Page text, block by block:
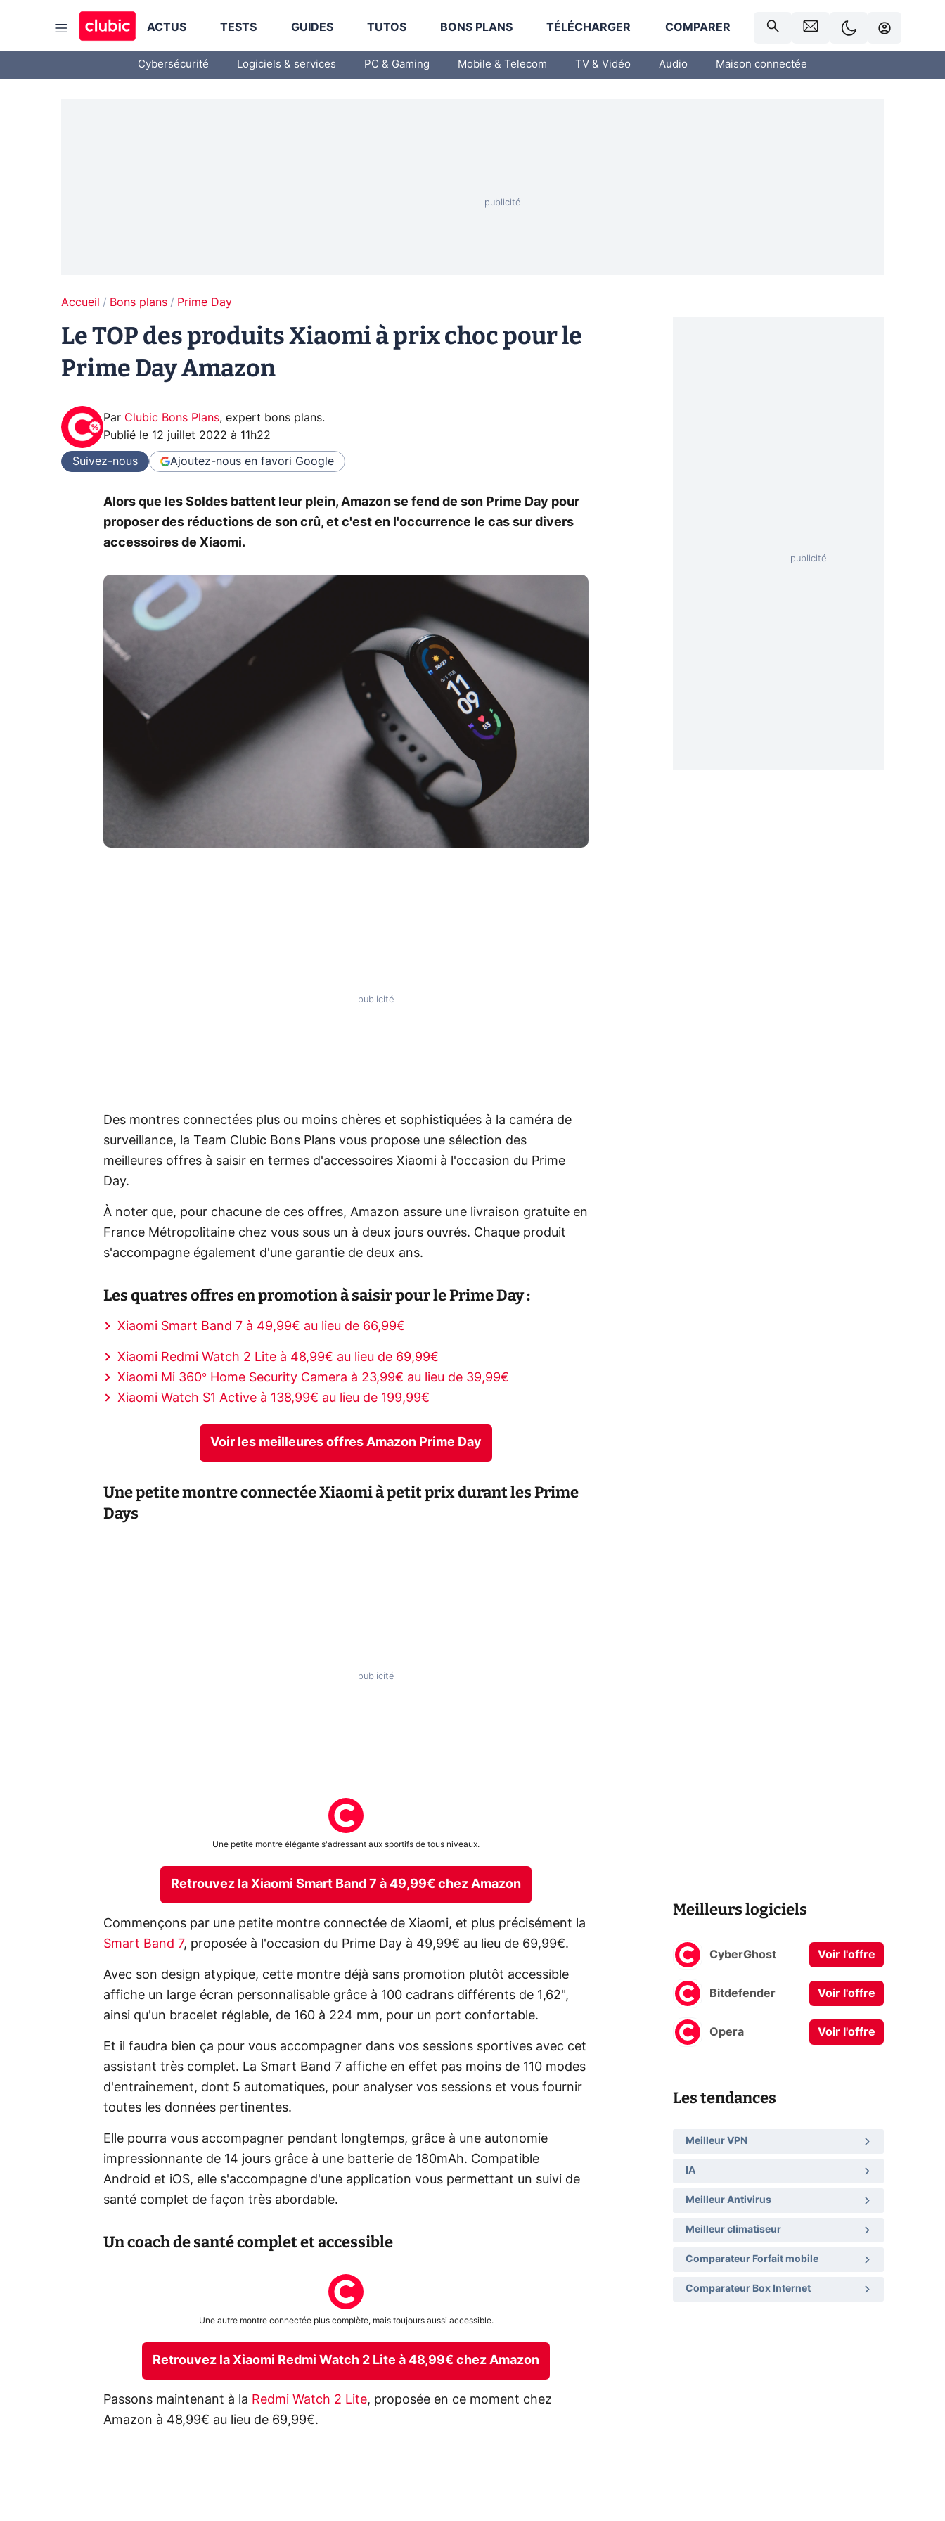
ACTUS TESTS GUIDES TUTOS BONS PLANS TÉLÉCHARGER COMPARER
Cybersécurité Logiciels & services PC & Gaming Mobile & Telecom TV & Vidéo Audio Maison connectée
Accueil Bons plans Prime Day
Le TOP des produits Xiaomi à prix choc pour le
Prime Day Amazon
Par Clubic Bons Plans, expert bons plans.
Publié le 12 juillet 2022 à 11h22
Suivez-nous Ajoutez-nous en favori Google
Alors que les Soldes battent leur plein, Amazon se fend de son Prime Day pour
proposer des réductions de son crû, et c'est en l'occurrence le cas sur divers
accessoires de Xiaomi.
Des montres connectées plus ou moins chères et sophistiquées à la caméra de
surveillance, la Team Clubic Bons Plans vous propose une sélection des
meilleures offres à saisir en termes d'accessoires Xiaomi à l'occasion du Prime
Day.
À noter que, pour chacune de ces offres, Amazon assure une livraison gratuite en
France Métropolitaine chez vous sous un à deux jours ouvrés. Chaque produit
s'accompagne également d'une garantie de deux ans.
Les quatres offres en promotion à saisir pour le Prime Day :
Xiaomi Smart Band 7 à 49,99€ au lieu de 66,99€
Xiaomi Redmi Watch 2 Lite à 48,99€ au lieu de 69,99€
Xiaomi Mi 360° Home Security Camera à 23,99€ au lieu de 39,99€
Xiaomi Watch S1 Active à 138,99€ au lieu de 199,99€
Voir les meilleures offres Amazon Prime Day
Une petite montre connectée Xiaomi à petit prix durant les Prime
Days
Une petite montre élégante s'adressant aux sportifs de tous niveaux.
Retrouvez la Xiaomi Smart Band 7 à 49,99€ chez Amazon
Commençons par une petite montre connectée de Xiaomi, et plus précisément la
Smart Band 7, proposée à l'occasion du Prime Day à 49,99€ au lieu de 69,99€.
Avec son design atypique, cette montre déjà sans promotion plutôt accessible
affiche un large écran personnalisable grâce à 100 cadrans différents de 1,62",
ainsi qu'un bracelet réglable, de 160 à 224 mm, pour un port confortable.
Et il faudra bien ça pour vous accompagner dans vos sessions sportives avec cet
assistant très complet. La Smart Band 7 affiche en effet pas moins de 110 modes
d'entraînement, dont 5 automatiques, pour analyser vos sessions et vous fournir
toutes les données pertinentes.
Elle pourra vous accompagner pendant longtemps, grâce à une autonomie
impressionnante de 14 jours grâce à une batterie de 180mAh. Compatible
Android et iOS, elle s'accompagne d'une application vous permettant un suivi de
santé complet de façon très abordable.
Un coach de santé complet et accessible
Une autre montre connectée plus complète, mais toujours aussi accessible.
Retrouvez la Xiaomi Redmi Watch 2 Lite à 48,99€ chez Amazon
Passons maintenant à la Redmi Watch 2 Lite, proposée en ce moment chez
Amazon à 48,99€ au lieu de 69,99€.
Meilleurs logiciels
CyberGhost Voir l'offre
Bitdefender Voir l'offre
Opera Voir l'offre
Les tendances
Meilleur VPN
IA
Meilleur Antivirus
Meilleur climatiseur
Comparateur Forfait mobile
Comparateur Box Internet